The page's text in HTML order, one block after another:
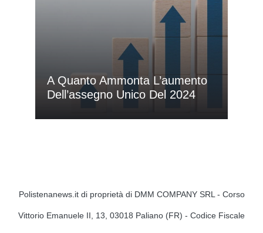
A Quanto Ammonta L’aumento
Dell’assegno Unico Del 2024
Polistenanews.it di proprietà di DMM COMPANY SRL - Corso
Vittorio Emanuele II, 13, 03018 Paliano (FR) - Codice Fiscale